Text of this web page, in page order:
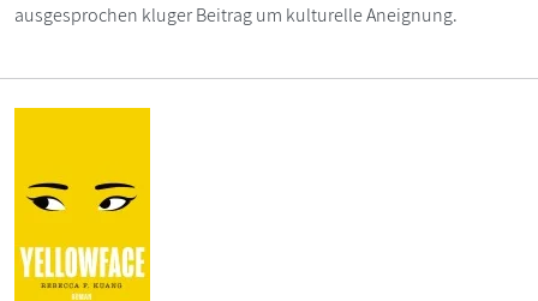
ausgesprochen kluger Beitrag um kulturelle Aneignung.